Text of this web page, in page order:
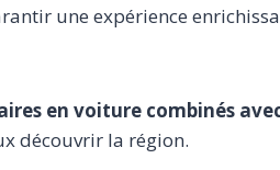
une expérience
en voiture combinés
découvrir la région.